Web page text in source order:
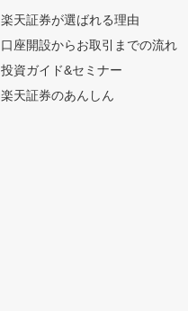
楽天証券が選ばれる理由
口座開設からお取引までの流れ
投資ガイド&セミナー
楽天証券のあんしん